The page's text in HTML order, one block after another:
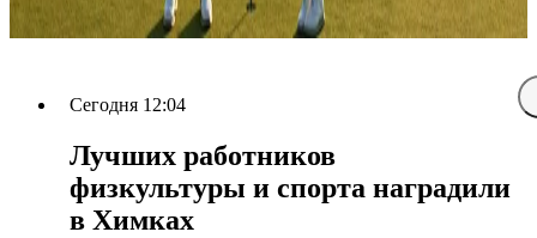
Сегодня 12:04
Лучших работников
физкультуры и спорта наградили
в Химках